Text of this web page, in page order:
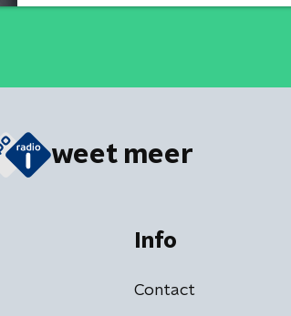
weet meer
Info
Contact